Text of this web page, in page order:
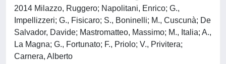
2014 Milazzo, Ruggero; Napolitani, Enrico; G.,
Impellizzeri; G., Fisicaro; S., Boninelli; M., Cuscunà; De
Salvador, Davide; Mastromatteo, Massimo; M., Italia; A.,
La Magna; G., Fortunato; F., Priolo; V., Privitera;
Carnera, Alberto